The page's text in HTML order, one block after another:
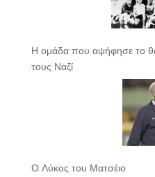
Η ομάδα που αψήφησε το
τους Ναζί
Ο Λύκος του Ματσέιο